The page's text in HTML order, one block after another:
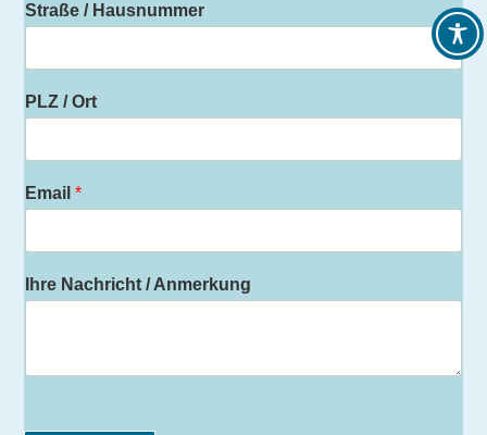
Straße / Hausnummer
PLZ / Ort
Email*
Ihre Nachricht / Anmerkung